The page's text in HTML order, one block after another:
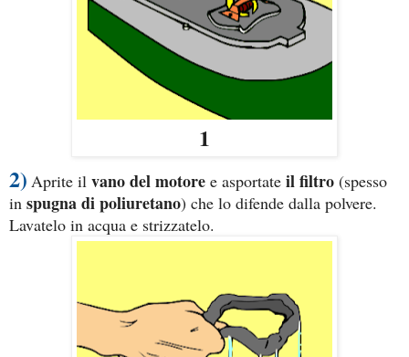
1
2) Aprite il vano del motore e asportate il filtro (spesso
in spugna di poliuretano) che lo difende dalla polvere.
Lavatelo in acqua e strizzatelo.